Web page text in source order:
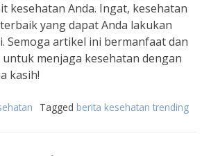
kesehatan Anda. Ingat, kesehatan
yang dapat Anda lakukan
Semoga artikel ini bermanfaat dan
menjaga kesehatan dengan
kasih!
Tagged berita kesehatan trending